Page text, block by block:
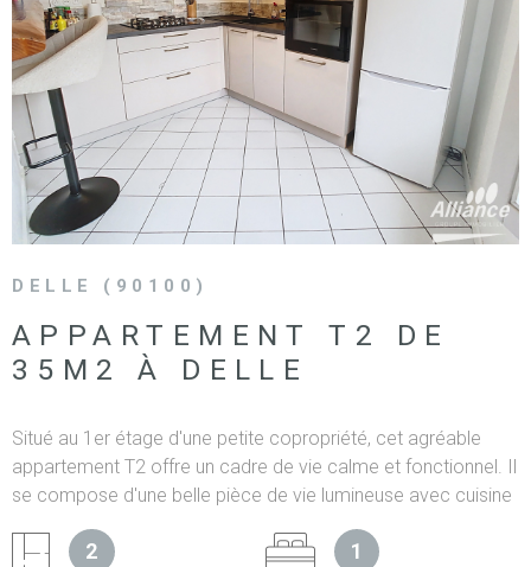
DELLE (90100)
APPARTEMENT T2 DE
35M2 À DELLE
Situé au 1er étage d'une petite copropriété, cet agréable
appartement T2 offre un cadre de vie calme et fonctionnel. Il
se compose d'une belle pièce de vie lumineuse avec cuisine
salle de bains avec WC. Le logement dispose également
2 1
VOIR LE BIEN